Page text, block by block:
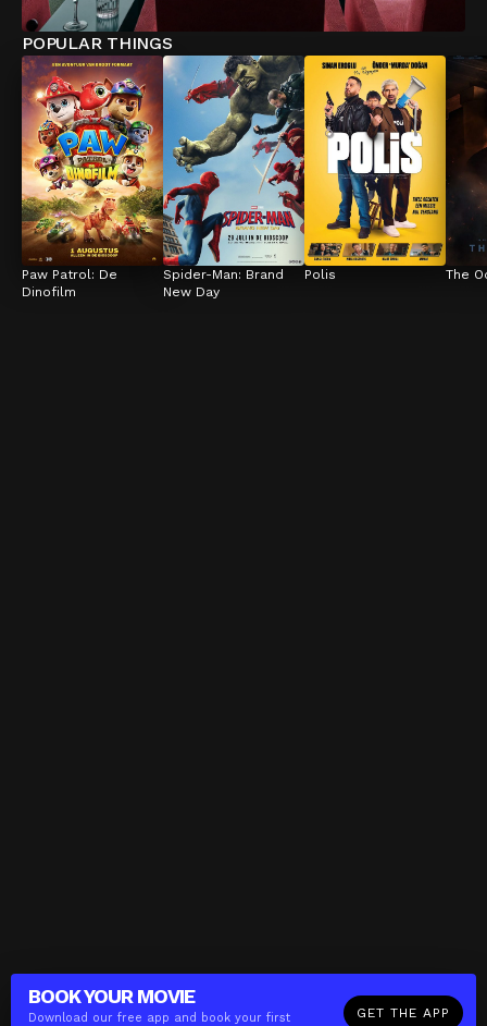
BOOK YOUR MOVIE
Download our free app and book your first
GET THE APP
POPULAR THINGS
Paw Patrol: De
Dinofilm
Spider-Man: Brand
New Day
Polis The